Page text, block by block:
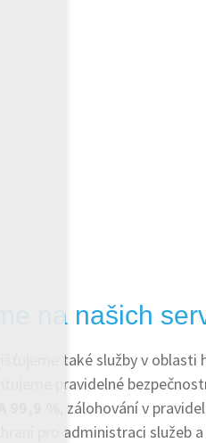
na našich
také služby v oblasti
pravidelné
, zálohování v
pro administraci služeb